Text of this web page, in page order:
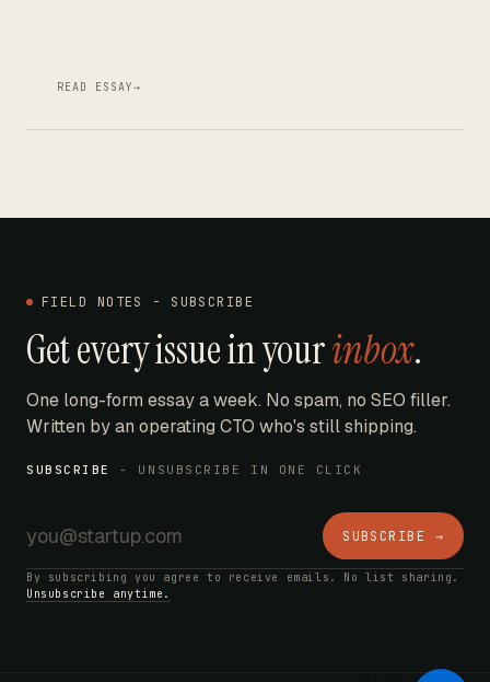
READ ESSAY→
FIELD NOTES - SUBSCRIBE
Get every issue in yourinbox.
One long-form essay a week. No spam, no SEO filler.
Written by an operating CTO who's still shipping.
SUBSCRIBE - UNSUBSCRIBE IN ONE CLICK
SUBSCRIBE →
By subscribing you agree to receive emails. No list sharing.
Unsubscribe anytime.